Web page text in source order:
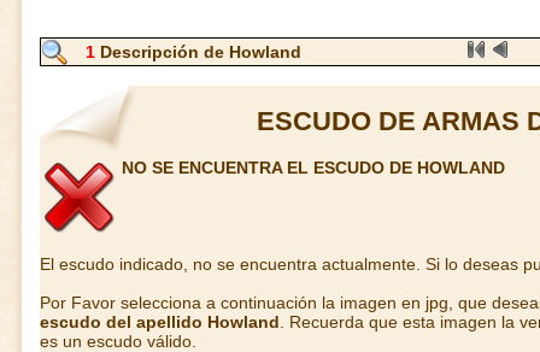
1 Descripción de Howland
ESCUDO DE ARMAS
NO SE ENCUENTRA EL ESCUDO DE HOWLAND
El escudo indicado, no se encuentra actualmente. Si lo deseas
Por Favor selecciona a continuación la imagen en jpg, que
escudo del apellido Howland . Recuerda que esta imagen la
es un escudo válido.